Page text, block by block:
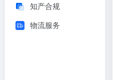
知产合规
物流服务